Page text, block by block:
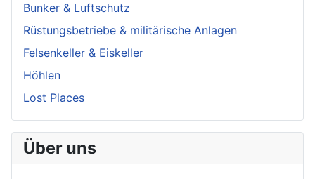
Bunker & Luftschutz
Rüstungsbetriebe & militärische Anlagen
Felsenkeller & Eiskeller
Höhlen
Lost Places
Über uns